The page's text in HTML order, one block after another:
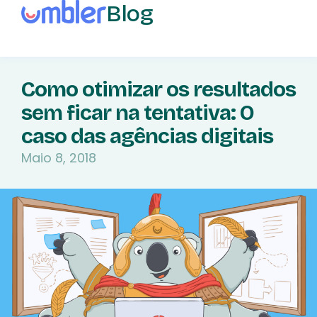
Blog
Como otimizar os resultados
sem ficar na tentativa: O
caso das agências digitais
Maio 8, 2018